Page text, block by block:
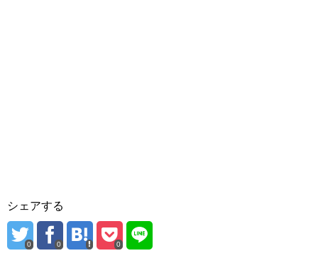
シェアする
0 0 0